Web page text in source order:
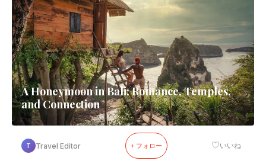
A Honeymoon in Bali: Romance, Temples,
and Connection
T Travel Editor + フォロー ♡いいね